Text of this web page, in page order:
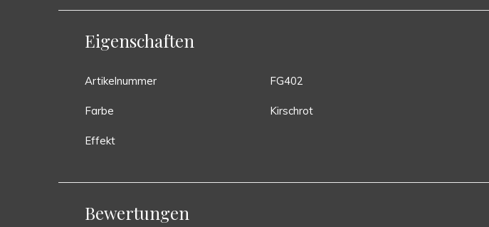
Eigenschaften
Artikelnummer FG402
Farbe Kirschrot
Effekt
Bewertungen